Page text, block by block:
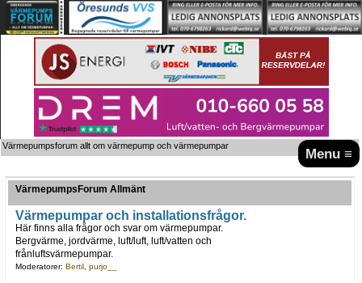
Menu ≡
Värmepumpsforum allt om värmepump och värmepumpar
VärmepumpsForum Allmänt
Värmepumpar och installationsfrågor.
Här finns alla frågor och svar om värmepumpar.
Bergvärme, jordvärme, luft/luft, luft/vatten och
frånluftsvärmepumpar.
Moderatorer: Bertil, purjo__